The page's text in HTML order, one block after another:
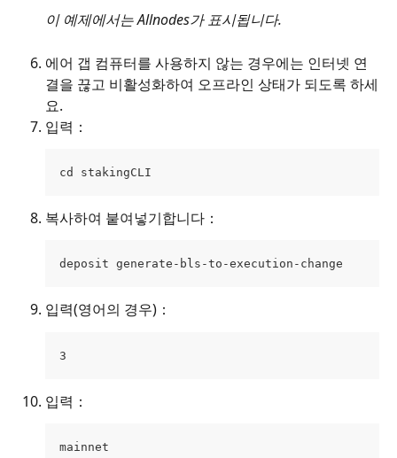
이 예제에서는 Allnodes가 표시됩니다.
에어 갭 컴퓨터를 사용하지 않는 경우에는 인터넷 연
결을 끊고 비활성화하여 오프라인 상태가 되도록 하세
요.
입력：
cd stakingCLI
복사하여 붙여넣기합니다：
deposit generate-bls-to-execution-change
입력(영어의 경우)：
3
입력：
mainnet